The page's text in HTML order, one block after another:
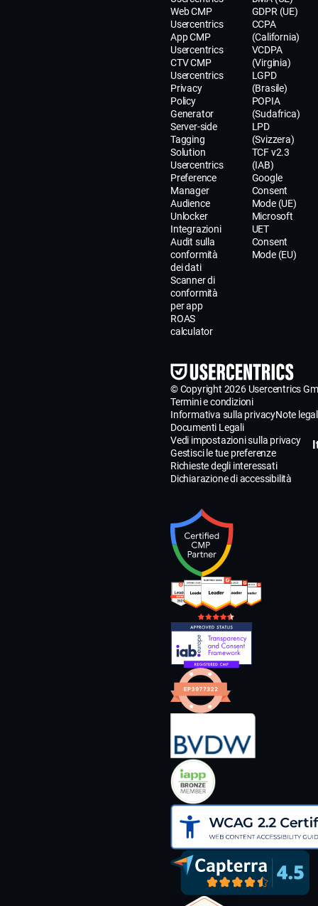
Web CMP
Usercentrics
App CMP
Usercentrics
CTV CMP
Usercentrics
Privacy
Policy
Generator
Server-side
Tagging
Solution
Usercentrics
Preference
Manager
Audience
Unlocker
Integrazioni
Audit sulla
conformità
dei dati
Scanner di
conformità
per app
ROAS
calculator
GDPR (UE)
CCPA
(California)
VCDPA
(Virginia)
LGPD
(Brasile)
POPIA
(Sudafrica)
LPD
(Svizzera)
TCF v2.3
(IAB)
Google
Consent
Mode (UE)
Microsoft
UET
Consent
Mode (EU)
© Copyright 2026 Usercentrics
Termini e condizioni
Informativa sulla privacyNote
Documenti Legali
Vedi impostazioni sulla privacy
Gestisci le tue preferenze
Richieste degli interessati
Dichiarazione di accessibilità